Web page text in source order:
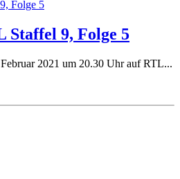
Staffel 9, Folge 5
2021 um 20.30 Uhr auf RTL...